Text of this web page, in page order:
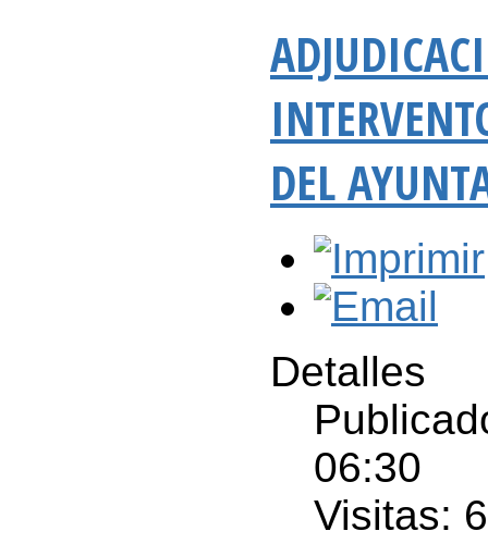
DEL
Detalles
06:30
Visitas: